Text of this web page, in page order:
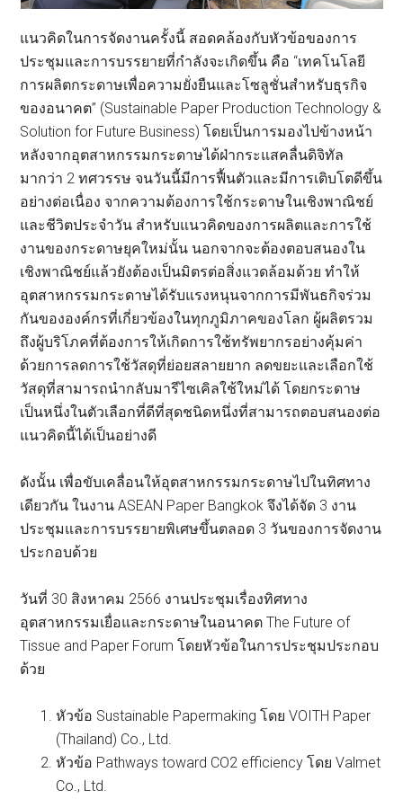
แนวคิดในการจัดงานครั้งนี้ สอดคล้องกับหัวข้อของการ
ประชุมและการบรรยายที่กำลังจะเกิดขึ้น คือ “เทคโนโลยี
การผลิตกระดาษเพื่อความยั่งยืนและโซลูชั่นสำหรับธุรกิจ
ของอนาคต” (Sustainable Paper Production Technology &
Solution for Future Business) โดยเป็นการมองไปข้างหน้า
หลังจากอุตสาหกรรมกระดาษได้ฝ่ากระแสคลื่นดิจิทัล
มากว่า 2 ทศวรรษ จนวันนี้มีการฟื้นตัวและมีการเติบโตดีขึ้น
อย่างต่อเนื่อง จากความต้องการใช้กระดาษในเชิงพาณิชย์
และชีวิตประจำวัน สำหรับแนวคิดของการผลิตและการใช้
งานของกระดาษยุคใหม่นั้น นอกจากจะต้องตอบสนองใน
เชิงพาณิชย์แล้วยังต้องเป็นมิตรต่อสิ่งแวดล้อมด้วย ทำให้
อุตสาหกรรมกระดาษได้รับแรงหนุนจากการมีพันธกิจร่วม
กันขององค์กรที่เกี่ยวข้องในทุกภูมิภาคของโลก ผู้ผลิตรวม
ถึงผู้บริโภคที่ต้องการให้เกิดการใช้ทรัพยากรอย่างคุ้มค่า
ด้วยการลดการใช้วัสดุที่ย่อยสลายยาก ลดขยะและเลือกใช้
วัสดุที่สามารถนำกลับมารีไซเคิลใช้ใหม่ได้ โดยกระดาษ
เป็นหนึ่งในตัวเลือกที่ดีที่สุดชนิดหนึ่งที่สามารถตอบสนองต่อ
แนวคิดนี้ได้เป็นอย่างดี
ดังนั้น เพื่อขับเคลื่อนให้อุตสาหกรรมกระดาษไปในทิศทาง
เดียวกัน ในงาน ASEAN Paper Bangkok จึงได้จัด 3 งาน
ประชุมและการบรรยายพิเศษขึ้นตลอด 3 วันของการจัดงาน
ประกอบด้วย
วันที่ 30 สิงหาคม 2566 งานประชุมเรื่องทิศทาง
อุตสาหกรรมเยื่อและกระดาษในอนาคต The Future of
Tissue and Paper Forum โดยหัวข้อในการประชุมประกอบ
ด้วย
หัวข้อ Sustainable Papermaking โดย VOITH Paper
(Thailand) Co., Ltd.
หัวข้อ Pathways toward CO2 efficiency โดย Valmet
Co., Ltd.